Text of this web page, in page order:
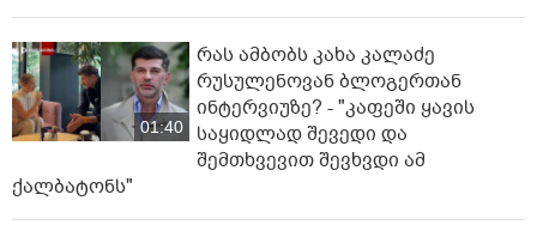
01:40
რას ამბობს კახა კალაძე
რუსულენოვან ბლოგერთან
ინტერვიუზე? - "კაფეში ყავის
საყიდლად შევედი და
შემთხვევით შევხვდი ამ
ქალბატონს"